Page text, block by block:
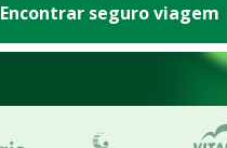
Encontrar seguro viagem